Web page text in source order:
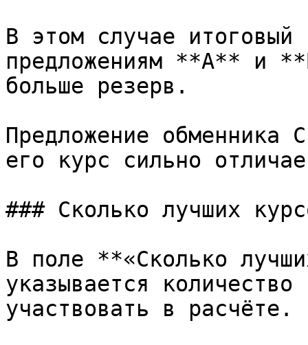
В этом случае
предложениям **A** и
больше резерв.
Предложение обменника
его курс сильно
### Сколько лучших
В поле **«Сколько
указывается
участвовать в расчёте.